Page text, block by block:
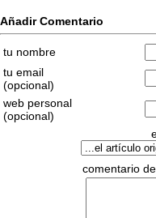
Añadir Comentario
tu nombre
tu email
(opcional)
web personal
(opcional)
comentario de